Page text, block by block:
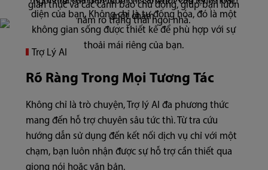
một chạm.
gian thực và các cảnh báo chủ động, giúp bạn luôn
nắm rõ trạng thái ngôi nhà.
diện của bạn. Không chỉ là tự động hóa, đó là một
không gian sống được thiết kế để phù hợp với sự
thoải mái riêng của bạn.
Trợ Lý AI
Rõ Ràng Trong Mọi Tương Tác
Không chỉ là trò chuyện, Trợ lý AI đa phương thức
mang đến hỗ trợ chuyên sâu tức thì. Từ tra cứu
hướng dẫn sử dụng đến kết nối dịch vụ chỉ với một
chạm, bạn luôn nhận được sự hỗ trợ cần thiết qua
giọng nói hoặc văn bản.